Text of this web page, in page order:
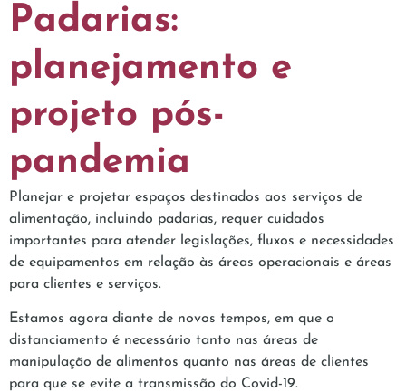
Padarias:
planejamento e
projeto pós-
pandemia
Planejar e projetar espaços destinados aos serviços de
alimentação, incluindo padarias, requer cuidados
importantes para atender legislações, fluxos e necessidades
de equipamentos em relação às áreas operacionais e áreas
para clientes e serviços.
Estamos agora diante de novos tempos, em que o
distanciamento é necessário tanto nas áreas de
manipulação de alimentos quanto nas áreas de clientes
para que se evite a transmissão do Covid-19.